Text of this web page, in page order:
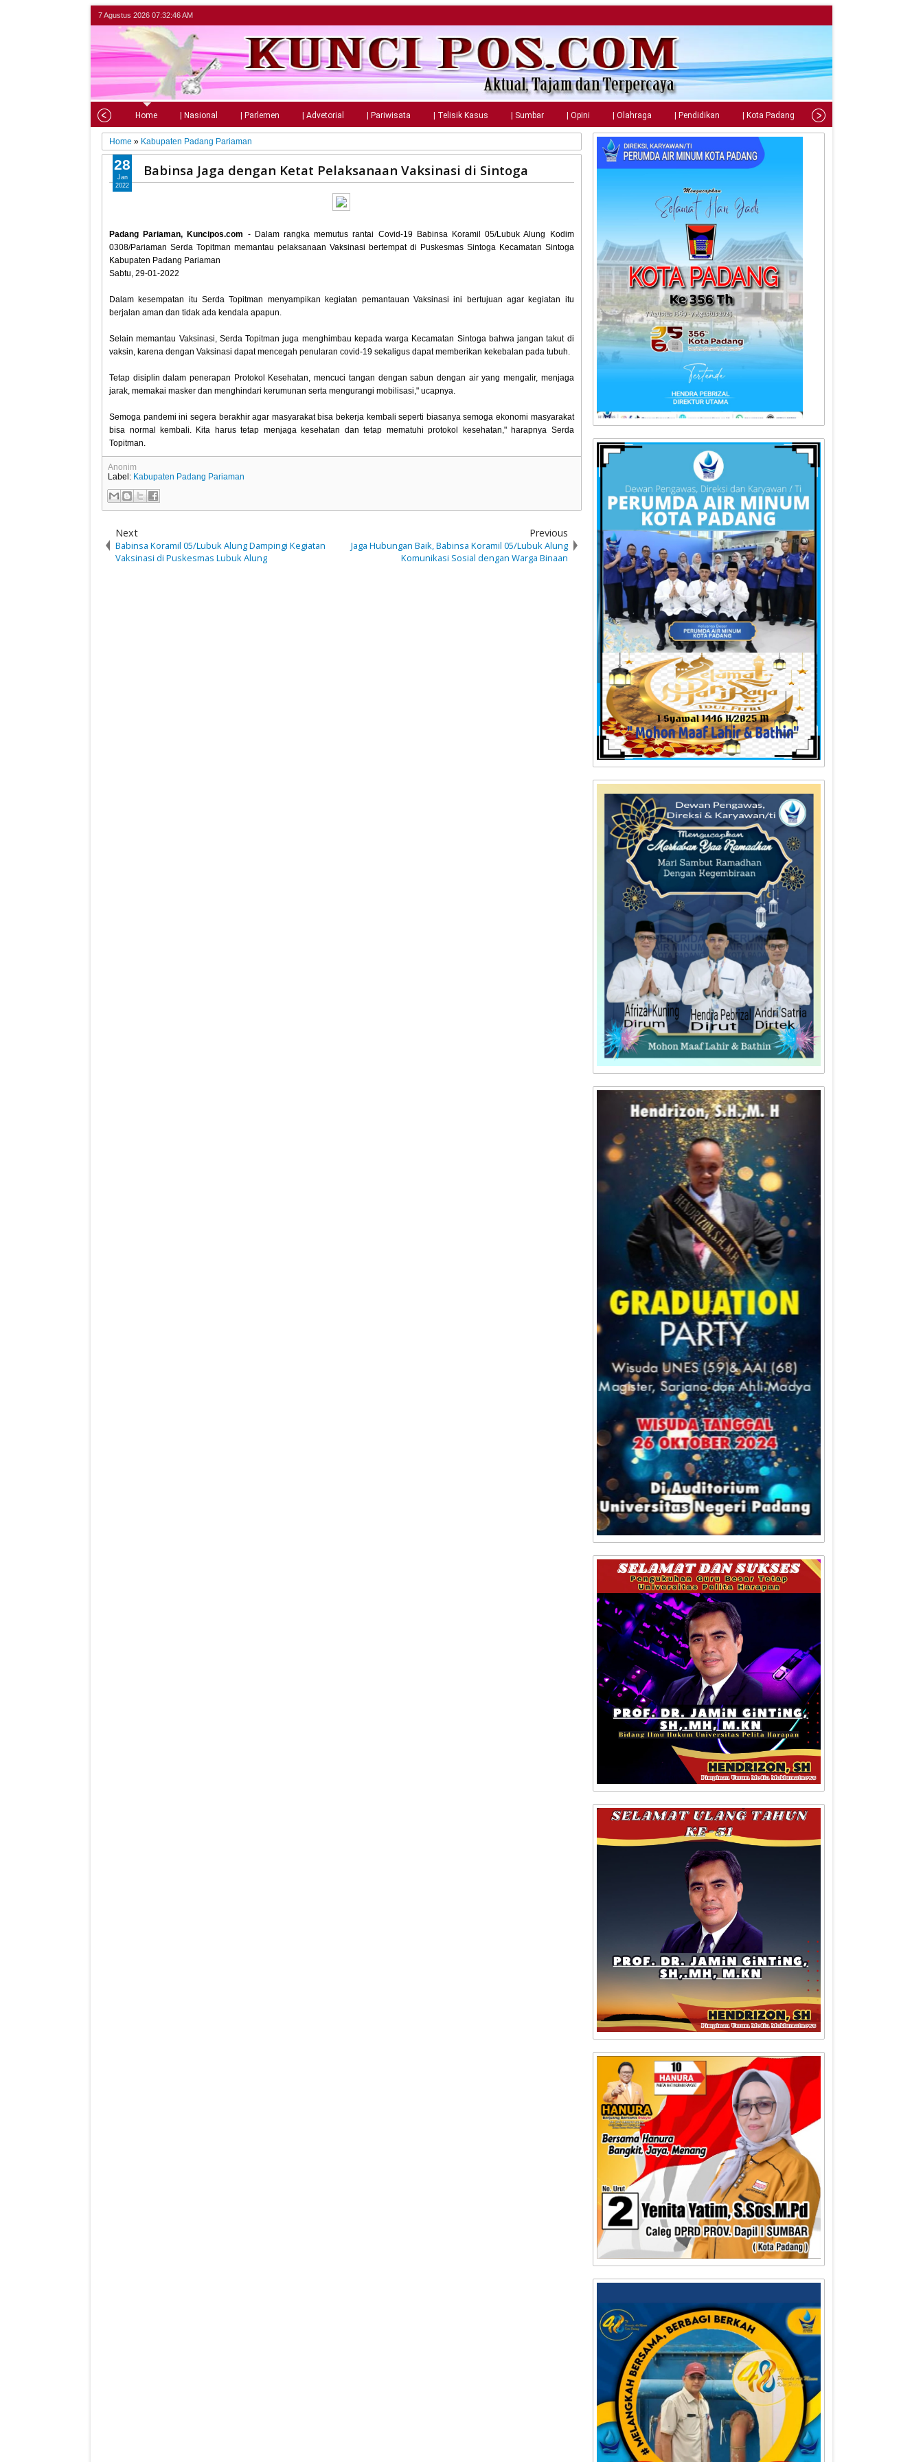
7 Agustus 2026 07:32:47 AM
Home | Nasional | Parlemen | Advetorial | Pariwisata | Telisik Kasus | Sumbar | Opini | Olahraga | Pendidikan | Kota Padang | Tips
Home » Kabupaten Padang Pariaman
Babinsa Jaga dengan Ketat Pelaksanaan Vaksinasi di Sintoga
Padang Pariaman, Kuncipos.com - Dalam rangka memutus rantai Covid-19 Babinsa Koramil 05/Lubuk Alung Kodim
0308/Pariaman Serda Topitman memantau pelaksanaan Vaksinasi bertempat di Puskesmas Sintoga Kecamatan Sintoga
Kabupaten Padang Pariaman
Sabtu, 29-01-2022
Dalam kesempatan itu Serda Topitman menyampikan kegiatan pemantauan Vaksinasi ini bertujuan agar kegiatan itu
berjalan aman dan tidak ada kendala apapun.
Selain memantau Vaksinasi, Serda Topitman juga menghimbau kepada warga Kecamatan Sintoga bahwa jangan takut di
vaksin, karena dengan Vaksinasi dapat mencegah penularan covid-19 sekaligus dapat memberikan kekebalan pada tubuh.
Tetap disiplin dalam penerapan Protokol Kesehatan, mencuci tangan dengan sabun dengan air yang mengalir, menjaga
jarak, memakai masker dan menghindari kerumunan serta mengurangi mobilisasi," ucapnya.
Semoga pandemi ini segera berakhir agar masyarakat bisa bekerja kembali seperti biasanya semoga ekonomi masyarakat
bisa normal kembali. Kita harus tetap menjaga kesehatan dan tetap mematuhi protokol kesehatan," harapnya Serda
Topitman.
28
Jan
2022
Anonim
Label: Kabupaten Padang Pariaman
Next
Babinsa Koramil 05/Lubuk Alung Dampingi Kegiatan
Vaksinasi di Puskesmas Lubuk Alung
Previous
Jaga Hubungan Baik, Babinsa Koramil 05/Lubuk Alung
Komunikasi Sosial dengan Warga Binaan